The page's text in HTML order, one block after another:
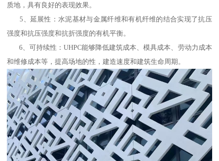
质地，具有良好的表现效果。
5、延展性：水泥基材与金属纤维和有机纤维的结合实现了抗压
强度和抗压强度和抗折强度的有机平衡。
6、可持续性：UHPC能够降低建筑成本、模具成本、劳动力成本
和维修成本等，提高场地的性，建造速度和建筑生命周期。